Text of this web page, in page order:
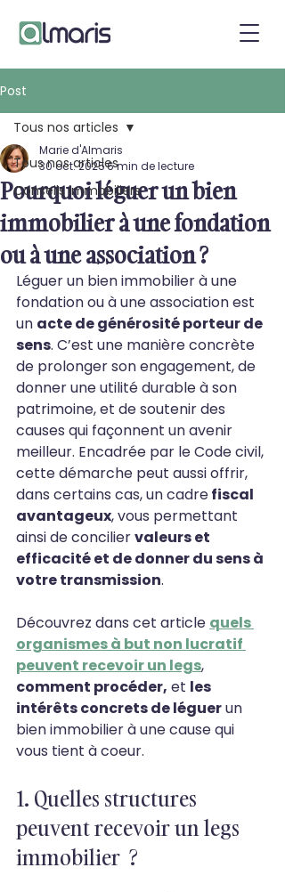
Post
Tous nos articles
Conseils immobiliers
Tous nos articles
Pourquoi léguer un bien
immobilier à une fondation
ou à une association ?
Marie d'Almaris
30 oct. 20256 min de lecture
Léguer un bien immobilier à une
fondation ou à une association est
un acte de générosité porteur de
sens. C’est une manière concrète
de prolonger son engagement, de
donner une utilité durable à son
patrimoine, et de soutenir des
causes qui façonnent un avenir
meilleur. Encadrée par le Code civil,
cette démarche peut aussi offrir,
dans certains cas, un cadre fiscal
avantageux, vous permettant
ainsi de concilier valeurs et
efficacité et de donner du sens à
votre transmission.
Découvrez dans cet article quels
organismes à but non lucratif
peuvent recevoir un legs,
comment procéder, et les
intérêts concrets de léguer un
bien immobilier à une cause qui
vous tient à coeur.
1. Quelles structures
peuvent recevoir un legs
immobilier  ?